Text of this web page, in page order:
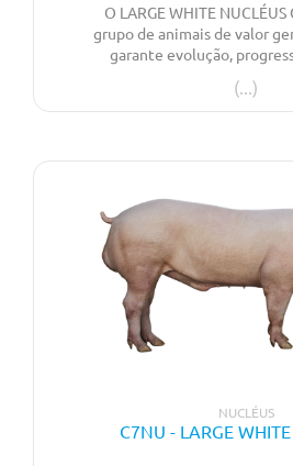
O LARGE WHITE
grupo de animais de valor
garante evolução,
pensar no plano de
evolução genética está
NUCLÉUS
C7NU - LARGE